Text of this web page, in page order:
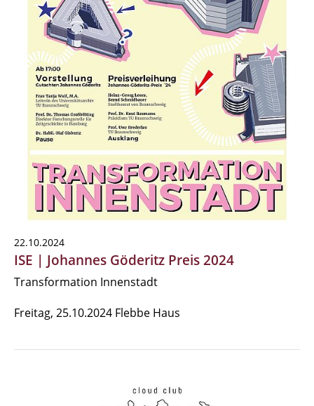
22.10.2024
ISE | Johannes Göderitz Preis 2024
Transformation Innenstadt
Freitag, 25.10.2024 Flebbe Haus